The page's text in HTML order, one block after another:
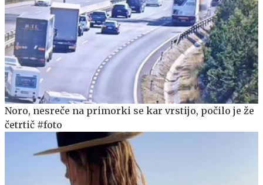
Noro, nesreče na primorki se kar vrstijo, počilo je že
četrtič #foto